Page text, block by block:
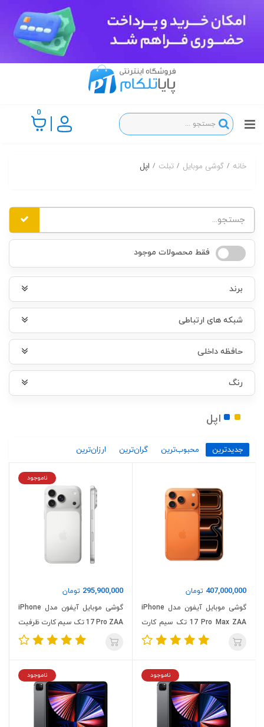
0
خانه گوشی موبایل تبلت اپل
فقط محصولات موجود
برند
شبکه های ارتباطی
حافظه داخلی
رنگ
اپل
جدیدترین محبوب‌ترین گران‌ترین ارزان‌ترین
407,000,000 تومان
گوشی موبایل آیفون مدل iPhone
17 Pro Max ZAA تک سیم‌ کارت
ظرفیت ۲۵۶ و رم 12 گیگابایت (نات
295,900,000 تومان
ناموجود
گوشی موبایل آیفون مدل iPhone
17 Pro ZAA تک سیم‌ کارت ظرفیت
۲۵۶ و رم 12 گیگابایت (نات اکتیو)
ناموجود ناموجود